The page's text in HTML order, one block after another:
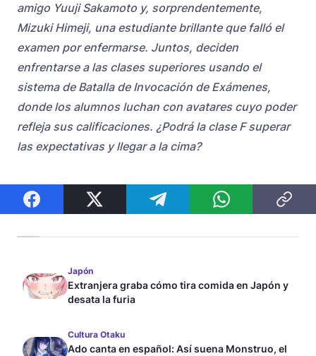
amigo Yuuji Sakamoto y, sorprendentemente,
Mizuki Himeji, una estudiante brillante que falló el
examen por enfermarse. Juntos, deciden
enfrentarse a las clases superiores usando el
sistema de Batalla de Invocación de Exámenes,
donde los alumnos luchan con avatares cuyo poder
refleja sus calificaciones. ¿Podrá la clase F superar
las expectativas y llegar a la cima?
Japón
Extranjera graba cómo tira comida en Japón y
desata la furia
Cultura Otaku
Ado canta en español: Así suena Monstruo, el